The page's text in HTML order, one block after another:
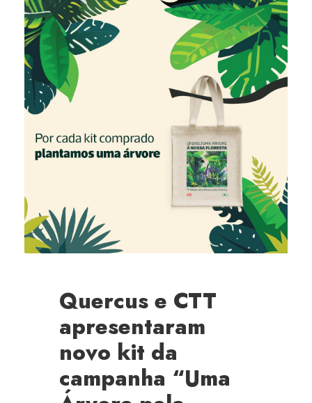
Quercus e CTT
apresentaram
novo kit da
campanha “Uma